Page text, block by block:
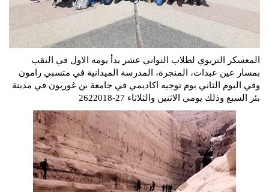
المعسكر التربوي لطلاب الثواني عشر بدأ يومه الاول في النقب
بمسار عين عبدات، المنجرة، المدرسة الميدانية في متسبي رامون
وفي اليوم الثاني يوم توجيه اكاديمي في جامعة بن غوريون في مدينة
بئر السبع وذلك يومي الاثنين والثلاثاء 27-2622018